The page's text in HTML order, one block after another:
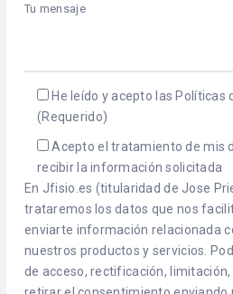
Tu mensaje
He leído y acepto las Políticas
(Requerido)
Acepto el tratamiento de mis
recibir la información solicitada
En Jfisio.es (titularidad de Jose
trataremos los datos que nos
enviarte información relacionada
nuestros productos y servicios.
de acceso, rectificación,